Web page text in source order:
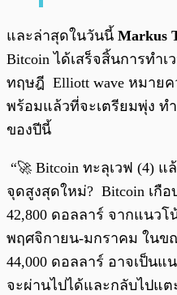
และล่าสุดในวันนี้ Markus
Bitcoin ได้เสร็จสิ้นการทำ
ทฤษฎี Elliott wave หมายค
พร้อมแล้วที่จะเตรียมพุ่ง ท
ของปีนี้
“🚀 Bitcoin ทะลุเวฟ (4)
จุดสูงสุดใหม่? Bitcoin เกื
42,800 ดอลลาร์ จากแนว
พฤศจิกายน-มกราคม ในข
44,000 ดอลลาร์ อาจเป็น
จะผ่านไปได้และกลับไปแต